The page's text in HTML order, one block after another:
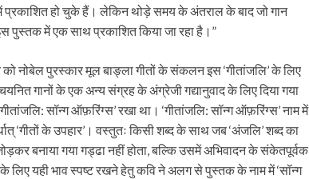
हो चुके हैं। लेकिन थोड़े समय के अंतराल के बाद जो गान
पुस्तक में एक साथ प्रकाशित किया जा रहा है।”
को नोबेल पुरस्कार मूल बाङ्ला गीतों के संकलन इस ‘गीतांजलि’ के लिए
गानों के एक अन्य संग्रह के अंग्रेजी गद्यानुवाद के लिए दिया गया
सॉन्ग ऑफ़रिंग्स’ रखा था। ‘गीतांजलि: सॉन्ग ऑफ़रिंग्स’ नाम में
‘गीतों के उपहार’। वस्तुतः किसी शब्द के साथ जब ‘अंजलि’ शब्द का
बनाया गया गड्ढा नहीं होता, बल्कि उसमें अभिवादन के संकेतपूर्वक
के लिए यही भाव स्पष्ट रखने हेतु कवि ने अलग से पुस्तक के नाम में ‘सॉन्ग